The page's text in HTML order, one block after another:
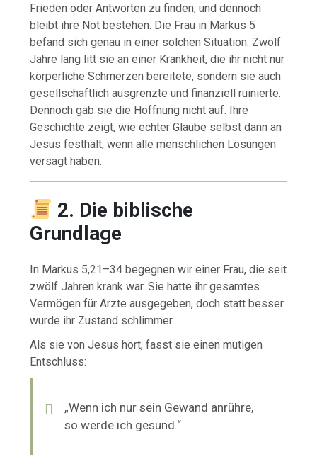
Frieden oder Antworten zu finden, und dennoch
bleibt ihre Not bestehen. Die Frau in Markus 5
befand sich genau in einer solchen Situation. Zwölf
Jahre lang litt sie an einer Krankheit, die ihr nicht nur
körperliche Schmerzen bereitete, sondern sie auch
gesellschaftlich ausgrenzte und finanziell ruinierte.
Dennoch gab sie die Hoffnung nicht auf. Ihre
Geschichte zeigt, wie echter Glaube selbst dann an
Jesus festhält, wenn alle menschlichen Lösungen
versagt haben.
2. Die biblische
Grundlage
In Markus 5,21–34 begegnen wir einer Frau, die seit
zwölf Jahren krank war. Sie hatte ihr gesamtes
Vermögen für Ärzte ausgegeben, doch statt besser
wurde ihr Zustand schlimmer.
Als sie von Jesus hört, fasst sie einen mutigen
Entschluss:
„Wenn ich nur sein Gewand anrühre,
so werde ich gesund.“